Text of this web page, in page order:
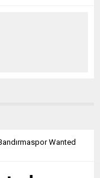
Wanted